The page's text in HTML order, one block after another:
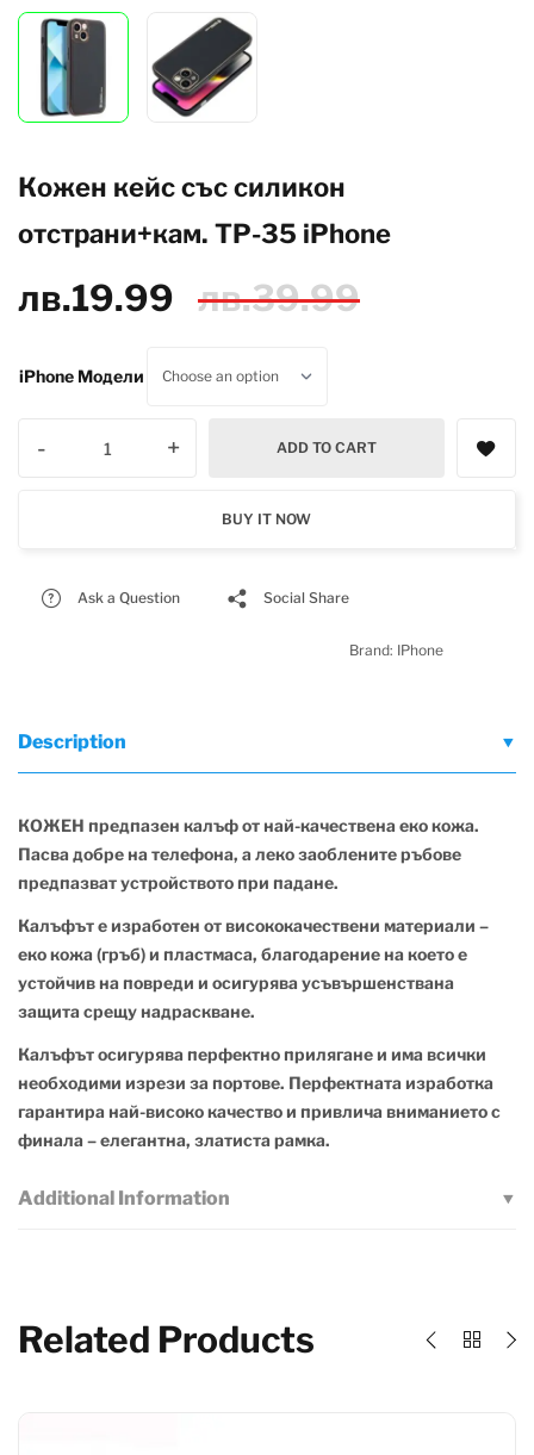
Кожен кейс със силикон
отстрани+кам. TP-35 iPhone
лв.39.99
лв.19.99
iPhone Mодели
- + ADD TO CART
BUY IT NOW
Ask a Question Social Share
Brand: IPhone
Description
КОЖЕН предпазен калъф от най-качествена еко кожа.
Пасва добре на телефона, а леко заоблените ръбове
предпазват устройството при падане.
Калъфът е изработен от висококачествени материали –
еко кожа (гръб) и пластмаса, благодарение на което е
устойчив на повреди и осигурява усъвършенствана
защита срещу надраскване.
Калъфът осигурява перфектно прилягане и има всички
необходими изрези за портове. Перфектната изработка
гарантира най-високо качество и привлича вниманието с
финала – елегантна, златиста рамка.
Additional Information
Related Products